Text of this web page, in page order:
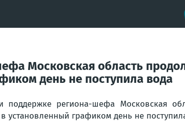
Московская область
день не поступила вода
региона-шефа Московская
графиком день не